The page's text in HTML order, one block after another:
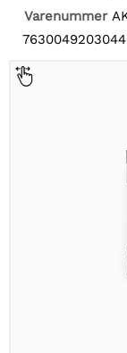
Varenummer
7630049203044